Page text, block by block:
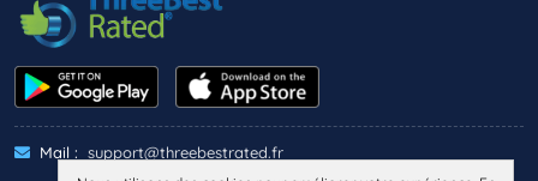
Mail : support@threebestrated.fr